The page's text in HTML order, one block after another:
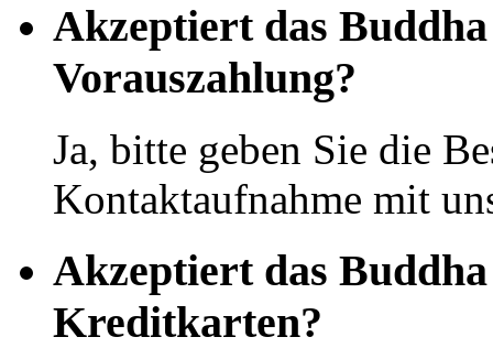
Akzeptiert das
Vorauszahlung?
Ja, bitte geben Sie die
Kontaktaufnahme mit
Akzeptiert das
Kreditkarten?